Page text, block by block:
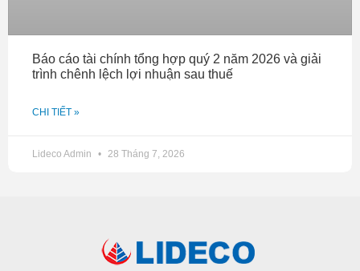
Báo cáo tài chính tổng hợp quý 2 năm 2026 và giải
trình chênh lệch lợi nhuận sau thuế
CHI TIẾT »
Lideco Admin 28 Tháng 7, 2026